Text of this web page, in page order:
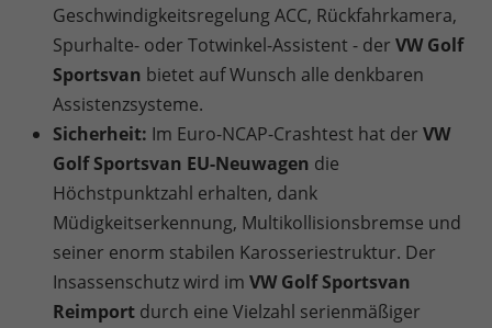
Geschwindigkeitsregelung ACC, Rückfahrkamera,
Spurhalte- oder Totwinkel-Assistent - der VW Golf
Sportsvan bietet auf Wunsch alle denkbaren
Assistenzsysteme.
Sicherheit: Im Euro-NCAP-Crashtest hat der VW
Golf Sportsvan EU-Neuwagen die
Höchstpunktzahl erhalten, dank
Müdigkeitserkennung, Multikollisionsbremse und
seiner enorm stabilen Karosseriestruktur. Der
Insassenschutz wird im VW Golf Sportsvan
Reimport durch eine Vielzahl serienmäßiger